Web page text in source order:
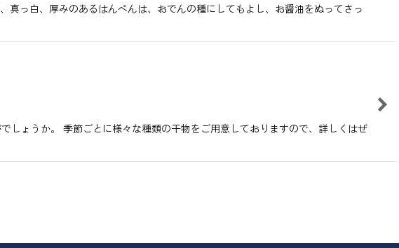
っ白、厚みのあるはんぺんは、おでんの種にしてもよし、お醤油をぬってさっ
しょうか。 季節ごとに様々な種類の干物をご用意しておりますので、詳しくはぜ